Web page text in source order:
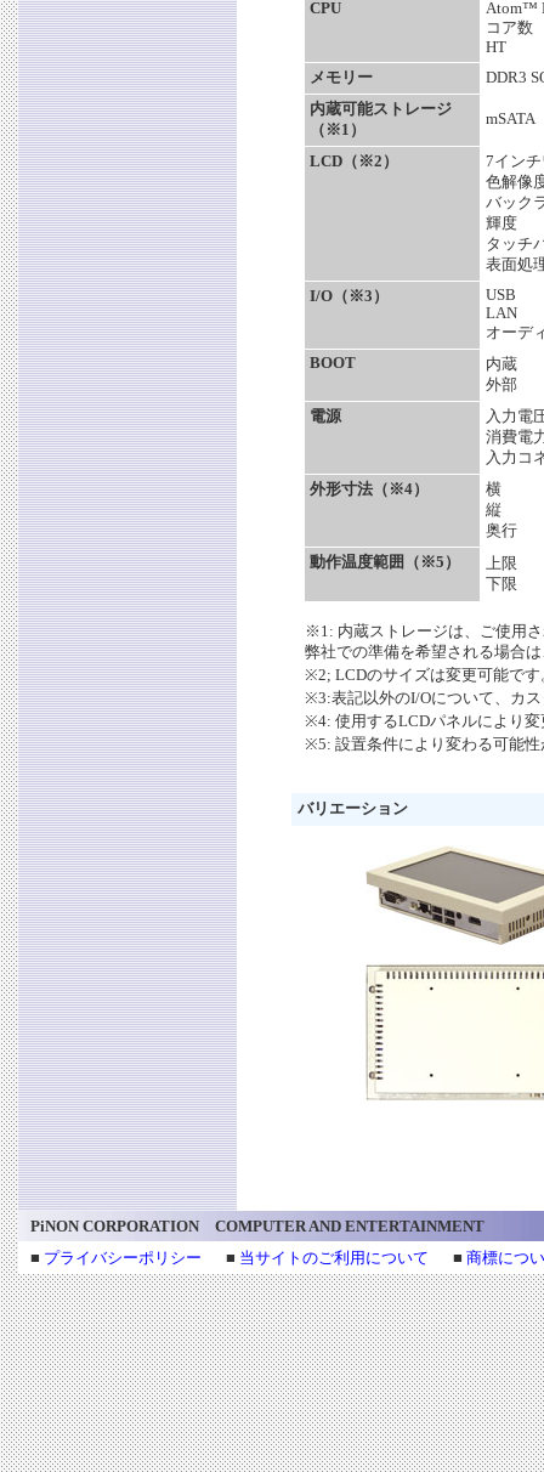
CPU
Atom™
コア数
HT
メモリー
DDR3
内蔵可能ストレージ
（※1）
mSATA
LCD（※2）
7イン
色解像
バック
輝度
タッチ
表面処
I/O（※3）
USB
LAN
オーデ
BOOT
内蔵
外部
電源
入力電
消費電
入力コ
外形寸法（※4）
横
縦
奥行
動作温度範囲（※5）
上限
下限
※1: 内蔵ストレージは、ご使用
弊社での準備を希望される場合
※2; LCDのサイズは変更可能で
※3:表記以外のI/Oについて、カ
※4: 使用するLCDパネルにより
※5: 設置条件により変わる可能性
バリエーション
PiNON CORPORATION COMPUTER AND ENTERTAINMENT
■ プライバシーポリシー ■ 当サイトのご利用について ■ 商標につ